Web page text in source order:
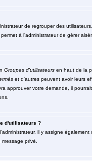
de regrouper des
à l'administrateur de gérer
Groupes d'utilisateursen haut de la
et d'autres peuvent avoir leurs
approuver votre demande, il
d'utilisateurs ?
il y assigne
privé.